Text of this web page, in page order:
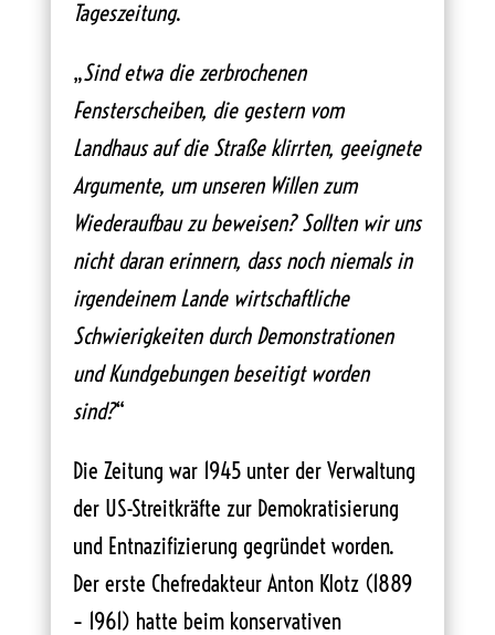
Tageszeitung.
„Sind etwa die zerbrochenen
Fensterscheiben, die gestern vom
Landhaus auf die Straße klirrten, geeignete
Argumente, um unseren Willen zum
Wiederaufbau zu beweisen? Sollten wir uns
nicht daran erinnern, dass noch niemals in
irgendeinem Lande wirtschaftliche
Schwierigkeiten durch Demonstrationen
und Kundgebungen beseitigt worden
sind?“
Die Zeitung war 1945 unter der Verwaltung
der US-Streitkräfte zur Demokratisierung
und Entnazifizierung gegründet worden.
Der erste Chefredakteur Anton Klotz (1889
– 1961) hatte beim konservativen